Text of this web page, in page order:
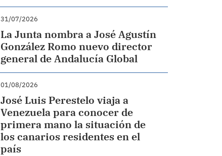
31/07/2026
La Junta nombra a José Agustín
González Romo nuevo director
general de Andalucía Global
01/08/2026
José Luis Perestelo viaja a
Venezuela para conocer de
primera mano la situación de
los canarios residentes en el
país